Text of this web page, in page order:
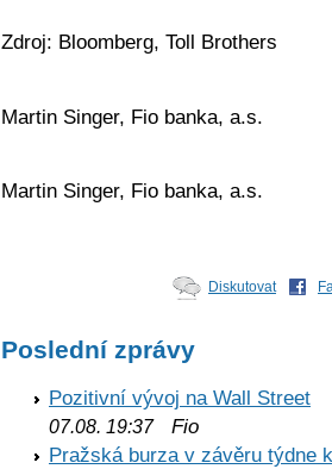
Zdroj: Bloomberg, Toll Brothers
Martin Singer, Fio banka, a.s.
Martin Singer, Fio banka, a.s.
Diskutovat
Poslední zprávy
Pozitivní vývoj na Wall Street
07.08. 19:37Fio
Pražská burza v závěru týdne